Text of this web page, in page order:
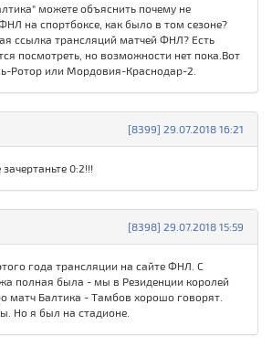
можете объяснить почему не
на спортбоксе, как было в том сезоне?
ссылка трансляций матчей ФНЛ? Есть
посмотреть, но возможности нет пока.Вот
Ротор или Мордовия-Краснодар-2.
[8399] 29.07.2018 16:21
0:2!!!
[8398] 29.07.2018 15:59
года трансляции на сайте ФНЛ. С
полная была - мы в Резиденции королей
матч Балтика - Тамбов хорошо говорят.
Но я был на стадионе.